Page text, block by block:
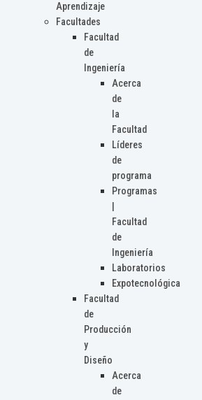
Aprendizaje
Facultades
Facultad
de
Ingeniería
Acerca
de
la
Facultad
Líderes
de
programa
Programas
Facultad
de
Ingeniería
Laboratorios
Expotecnológica
Facultad
de
Producción
y
Diseño
Acerca
de